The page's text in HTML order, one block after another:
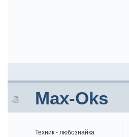
Max-Oks
Техник - любознайка